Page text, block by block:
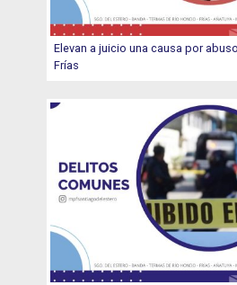
Elevan a juicio una causa por
Frías